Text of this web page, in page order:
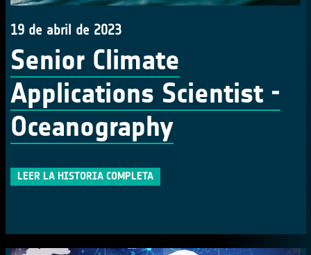
19 de abril de 2023
Senior Climate
Applications Scientist -
Oceanography
LEER LA HISTORIA COMPLETA